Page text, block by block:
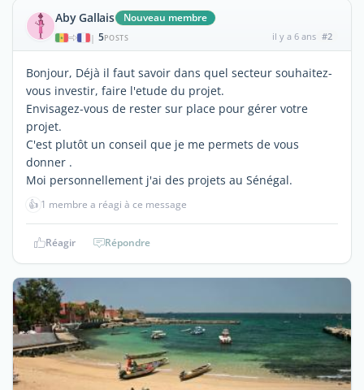
Aby Gallais Nouveau membre
| 5POSTS il y a 6 ans #2
Bonjour, Déjà il faut savoir dans quel secteur souhaitez-
vous investir, faire l'etude du projet.
Envisagez-vous de rester sur place pour gérer votre
projet.
C'est plutôt un conseil que je me permets de vous
donner .
Moi personnellement j'ai des projets au Sénégal.
👍 1 membre a réagi à ce message
Réagir Répondre